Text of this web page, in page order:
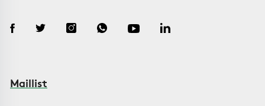
Maillist